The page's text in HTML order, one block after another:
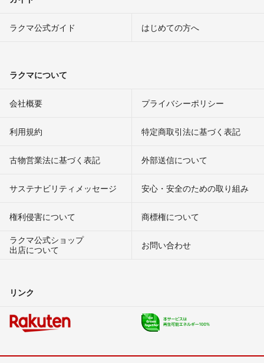
ラクマ公式ガイド はじめての方へ
ラクマについて
会社概要 プライバシーポリシー
利用規約 特定商取引法に基づく表記
古物営業法に基づく表記 外部送信について
サステナビリティメッセージ 安心・安全のための取り組み
権利侵害について
商標権について
ラクマ公式ショップ
出店について
お問い合わせ
リンク